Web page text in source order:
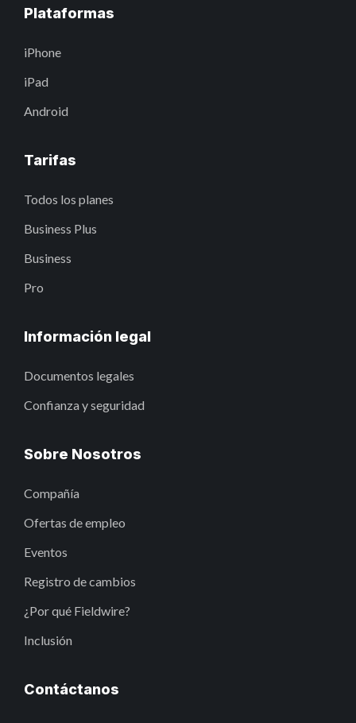
Plataformas
iPhone
iPad
Android
Tarifas
Todos los planes
Business Plus
Business
Pro
Información legal
Documentos legales
Confianza y seguridad
Sobre Nosotros
Compañía
Ofertas de empleo
Eventos
Registro de cambios
¿Por qué Fieldwire?
Inclusión
Contáctanos